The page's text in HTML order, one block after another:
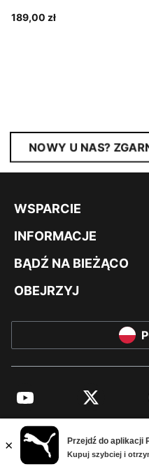
189,00 zł
NOWY U NAS?
WSPARCIE
INFORMACJE
BĄDŹ NA BIEŻĄCO
OBEJRZYJ
YouTube Twitter
© PUMA EUROPE GMBH,